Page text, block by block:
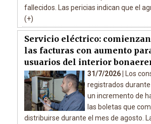
fallecidos. Las pericias indican que el
(+)
Servicio eléctrico:
las facturas con aumento
usuarios del interior
31/7/2026 |
Los
registrados
un incremento de
las boletas que
distribuirse durante el mes de agosto.